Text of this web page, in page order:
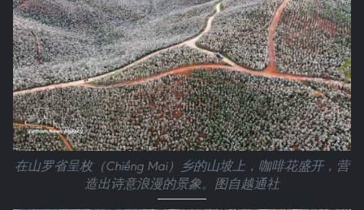
在山罗省呈枚（Chiềng Mai）乡的山坡上，咖啡花盛开，营
造出诗意浪漫的景象。图自越通社